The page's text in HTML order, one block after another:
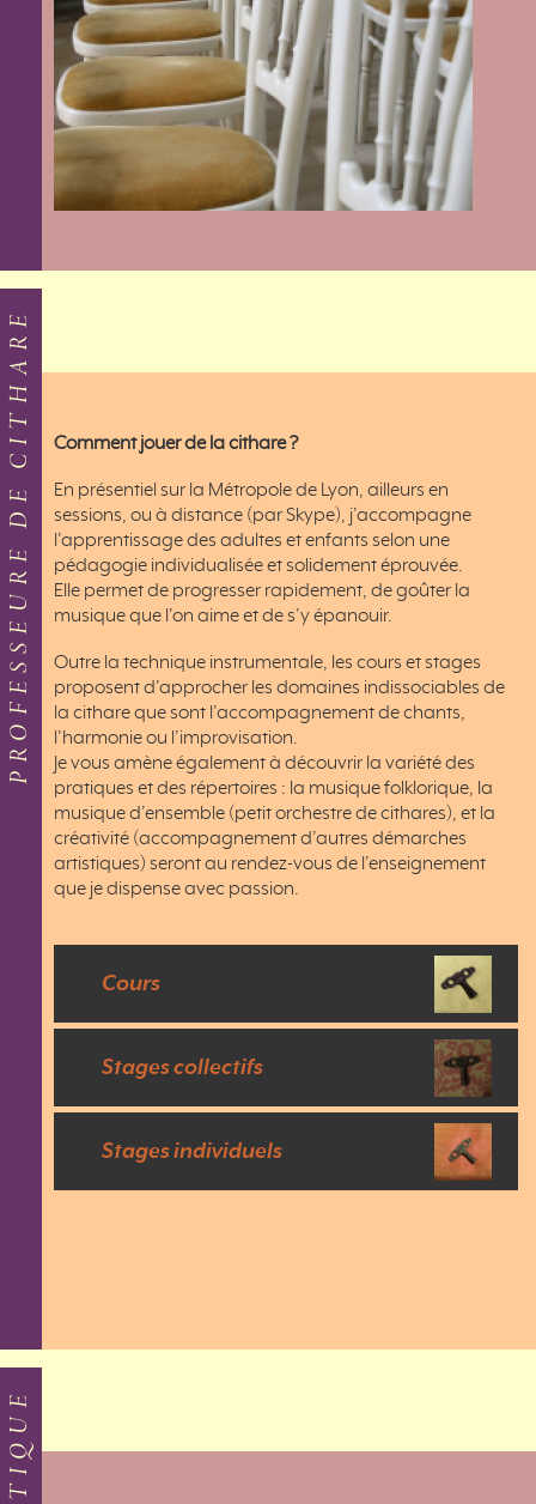
PROFESSEURE DE CITHARE Comment jouer de la cithare ?
En présentiel sur la Métropole de Lyon, ailleurs en
sessions, ou à distance (par Skype), j’accompagne
l’apprentissage des adultes et enfants selon une
pédagogie individualisée et solidement éprouvée.
Elle permet de progresser rapidement, de goûter la
musique que l’on aime et de s’y épanouir.
Outre la technique instrumentale, les cours et stages
proposent d’approcher les domaines indissociables de
la cithare que sont l’accompagnement de chants,
l’harmonie ou l’improvisation.
Je vous amène également à découvrir la variété des
pratiques et des répertoires : la musique folklorique, la
musique d’ensemble (petit orchestre de cithares), et la
créativité (accompagnement d’autres démarches
artistiques) seront au rendez-vous de l’enseignement
que je dispense avec passion.
Cours
Stages collectifs
Stages individuels